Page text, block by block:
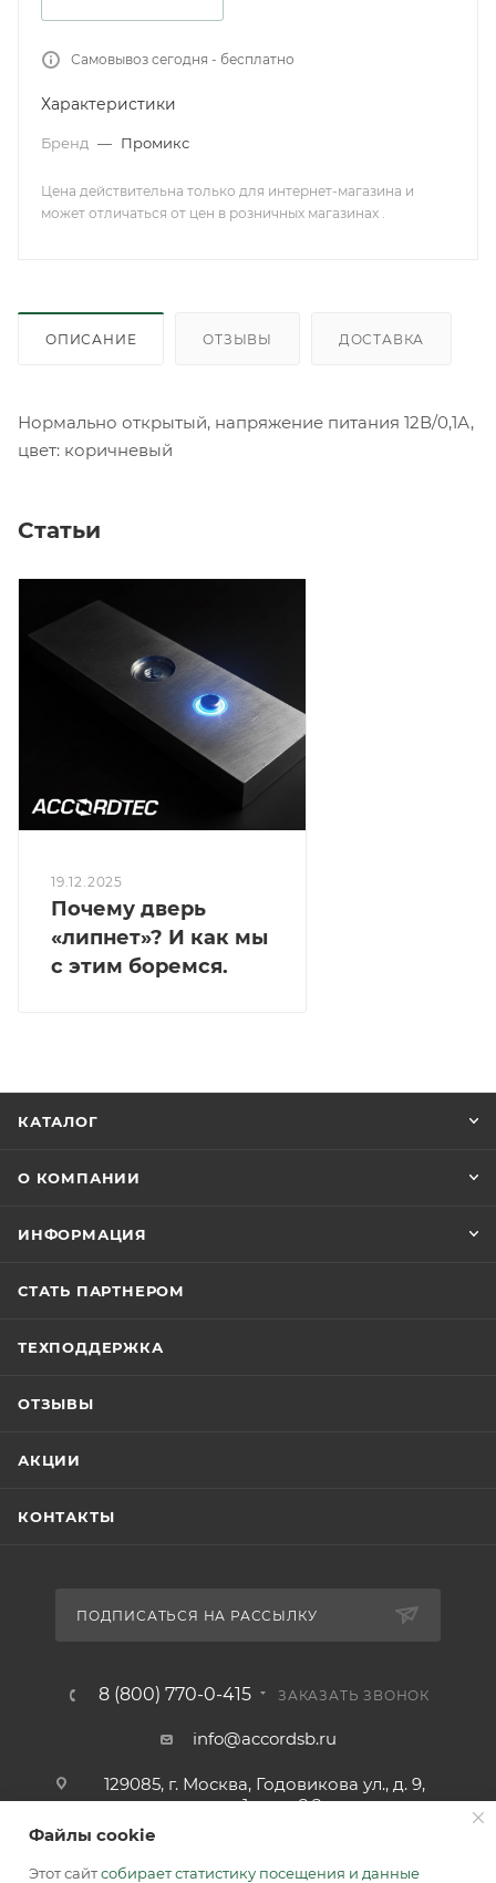
Самовывоз сегодня - бесплатно
Характеристики
Бренд — Промикс
Цена действительна только для интернет-магазина и
может отличаться от цен в розничных магазинах .
ОПИСАНИЕ ОТЗЫВЫ ДОСТАВКА
Нормально открытый, напряжение питания 12В/0,1А,
цвет: коричневый
Статьи
19.12.2025
Почему дверь
«липнет»? И как мы
с этим боремся.
КАТАЛОГ
О КОМПАНИИ
ИНФОРМАЦИЯ
СТАТЬ ПАРТНЕРОМ
ТЕХПОДДЕРЖКА
ОТЗЫВЫ
АКЦИИ
КОНТАКТЫ
ПОДПИСАТЬСЯ НА РАССЫЛКУ
8 (800) 770-0-415 ЗАКАЗАТЬ ЗВОНОК
info@accordsb.ru
129085, г. Москва, Годовикова ул., д. 9,
стр. 1, пом. 2.2
Адрес для почтовой корреспонденции:
129085, г. Москва, а/я. 64
Файлы cookie
Этот сайтсобирает статистику посещения и данные